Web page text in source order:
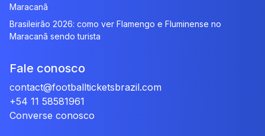
Maracanã
Brasileirão 2026: como ver Flamengo e Fluminense no
Maracanã sendo turista
Fale conosco
contact@footballticketsbrazil.com
+54 11 58581961
Converse conosco